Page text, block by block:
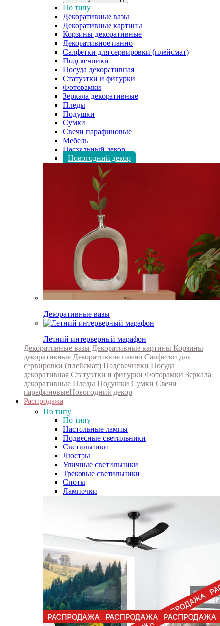
По типу
Декоративные вазы
Декоративные картины
Корзины декоративные
Декоративное панно
Салфетки для сервировки (плейсмат)
Подсвечники
Посуда декоративная
Статуэтки и фигурки
Фоторамки
Зеркала декоративные
Пледы
Подушки
Сумки
Свечи парафиновые
Мебель
Пасхальный декор
Новогодний декор
Декоративные вазы
Летний интерьерный марафон
Декоративные вазы Декоративные картины Корзины
декоративные Декоративное панно Салфетки для
сервировки (плейсмат) Подсвечники Посуда
декоративная Статуэтки и фигурки Фоторамки Зеркала
декоративные Пледы Подушки Сумки Свечи
парафиновыеНовогодний декор
Распродажа
По типу
По типу
Настольные лампы
Подвесные светильники
Светильники
Люстры
Уличные светильники
Трековые светильники
Споты
Лампочки